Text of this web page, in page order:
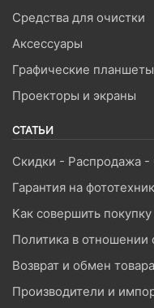
Средства для очистки
Аксессуары
Графические планшеты
Проекторы и экраны
СТАТЬИ
Скидки - Распродажа
Гарантия на
Как совершить покупку
Политика в отношении
Возврат и обмен товара
Производители и